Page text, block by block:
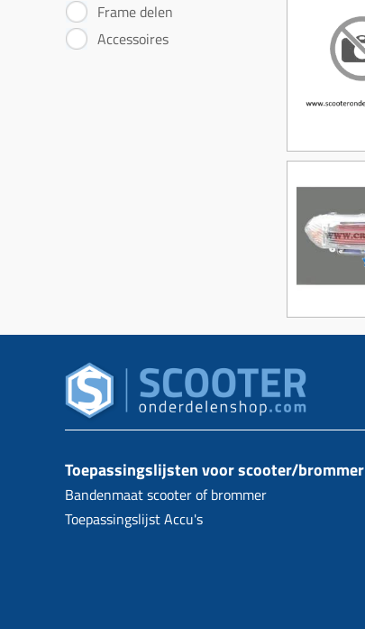
Frame delen
Accessoires
Toepassingslijsten voor scooter/brommer
Bandenmaat scooter of brommer
Toepassingslijst Accu's